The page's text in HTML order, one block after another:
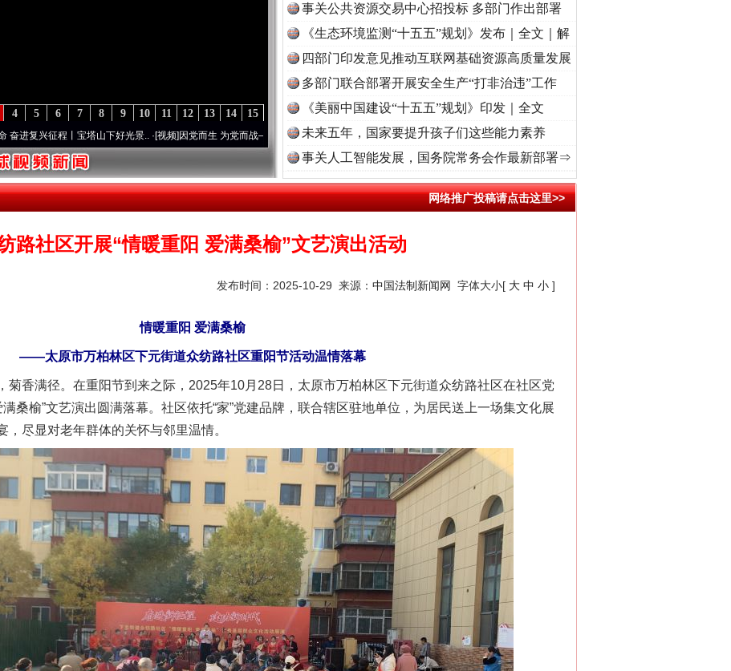
15
14
13
12
11
10
9
8
7
6
5
4
丨宝塔山下好光景..·[视频]因党而生 为党而战——百年“纪”事⑧加强纪律..·[视频]牢记初心使命 奋进复兴征程丨“转折之城”激荡..
事关公共资源交易中心招投标 多部门作出部署
《生态环境监测“十五五”规划》发布｜全文｜解
读
四部门印发意见推动互联网基础资源高质量发展
多部门联合部署开展安全生产“打非治违”工作
《美丽中国建设“十五五”规划》印发｜全文
未来五年，国家要提升孩子们这些能力素养
事关人工智能发展，国务院常务会作最新部署⇒
网络推广投稿请点击这里>>
路社区开展“情暖重阳 爱满桑榆”文艺演出活动
发布时间：2025-10-29 来源： 中国法制新闻网 字体大小[ 大 中 小 ]
情暖重阳 爱满桑榆
——太原市万柏林区下元街道众纺路社区重阳节活动温情落幕
菊香满径。在重阳节到来之际，2025年10月28日，太原市万柏林区下元街道众纺路社区在社区党
桑榆”文艺演出圆满落幕。社区依托“家”党建品牌，联合辖区驻地单位，为居民送上一场集文化展
尽显对老年群体的关怀与邻里温情。